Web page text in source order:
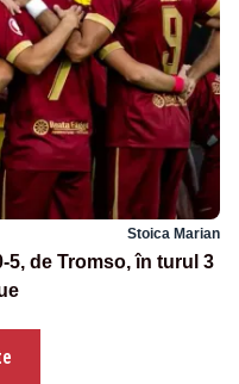
Stoica Marian
5, de Tromso, în turul 3